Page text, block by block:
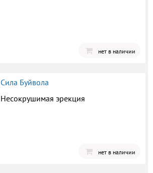
нет в наличии
Сила Буйвола
Несокрушимая эрекция
нет в наличии